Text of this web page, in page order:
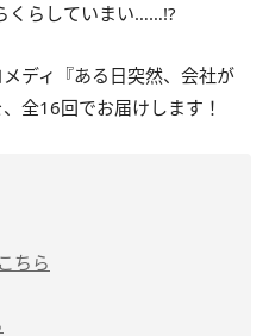
くらしていまい……!?
ディ『ある日突然、会社が
全16回でお届けします！
ちら